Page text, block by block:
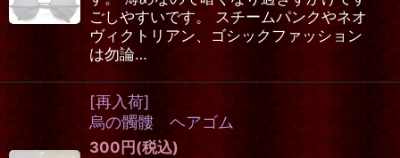
ごしやすいです。 スチームパンクやネオ
ヴィクトリアン、ゴシックファッション
は勿論…
[再入荷]
烏の髑髏 ヘアゴム
300 円 (税込)